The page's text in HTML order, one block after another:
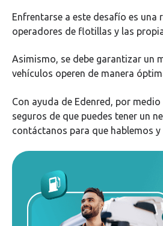
Enfrentarse a este desafío es
operadores de flotillas y las
Asimismo, se debe garantizar un
vehículos operen de manera
Con ayuda de Edenred, por
seguros de que puedes tener un
contáctanos para que hablemos